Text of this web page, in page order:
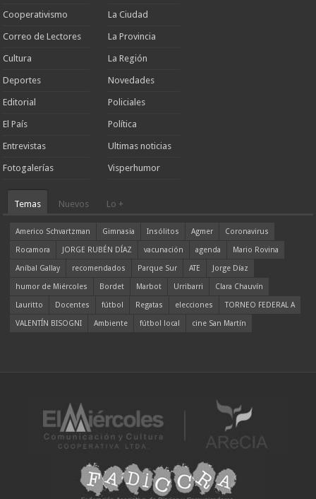
Cooperativismo
Correo de Lectores
Cultura
Deportes
Editorial
El País
Entrevistas
Fotogalerías
La Ciudad
La Provincia
La Región
Novedades
Policiales
Política
Ultimas noticias
Visperhumor
Temas Nuevos Lo +
Americo Schvartzman Gimnasia Insólitos Agmer
Coronavirus
Rocamora
JORGE RUBÉN DÍAZ vacunación agenda
Mario Rovina
Aníbal Gallay
recomendados Parque Sur ATE
Jorge Díaz
humor de Miércoles
Bordet Marbot Urribarri
Clara Chauvín
Lauritto
Docentes fútbol Regatas elecciones
TORNEO FEDERAL A
VALENTÍN BISOGNI
Ambiente fútbol local cine San Martín